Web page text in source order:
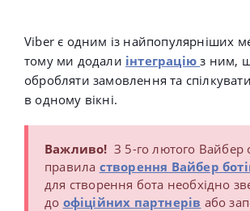
Viber є одним із найпопулярніших
тому ми додали інтеграціюз ним,
обробляти замовлення та
в одному вікні.
Важливо! З 5-го лютого Вайбер
правила створення Вайбер
для створення бота необхідно
до офіційних партнерів або